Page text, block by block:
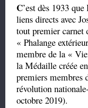
C’est dès 1933
liens directs avec
tout premier carnet
« Phalange
membre de la «
la Médaille créée
premiers membres
révolution
octobre 2019).